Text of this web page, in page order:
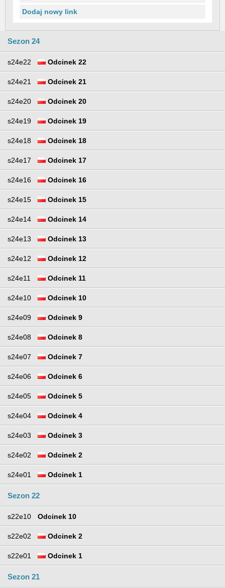
Dodaj nowy link
Sezon 24
s24e22 Odcinek 22
s24e21 Odcinek 21
s24e20 Odcinek 20
s24e19 Odcinek 19
s24e18 Odcinek 18
s24e17 Odcinek 17
s24e16 Odcinek 16
s24e15 Odcinek 15
s24e14 Odcinek 14
s24e13 Odcinek 13
s24e12 Odcinek 12
s24e11 Odcinek 11
s24e10 Odcinek 10
s24e09 Odcinek 9
s24e08 Odcinek 8
s24e07 Odcinek 7
s24e06 Odcinek 6
s24e05 Odcinek 5
s24e04 Odcinek 4
s24e03 Odcinek 3
s24e02 Odcinek 2
s24e01 Odcinek 1
Sezon 22
s22e10 Odcinek 10
s22e02 Odcinek 2
s22e01 Odcinek 1
Sezon 21